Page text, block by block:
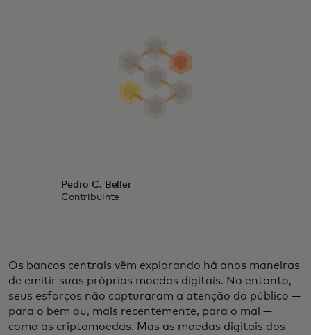
Pedro C. Beller
Contribuinte
Os bancos centrais vêm explorando há anos maneiras
de emitir suas próprias moedas digitais. No entanto,
seus esforços não capturaram a atenção do público —
para o bem ou, mais recentemente, para o mal —
como as criptomoedas. Mas as moedas digitais dos